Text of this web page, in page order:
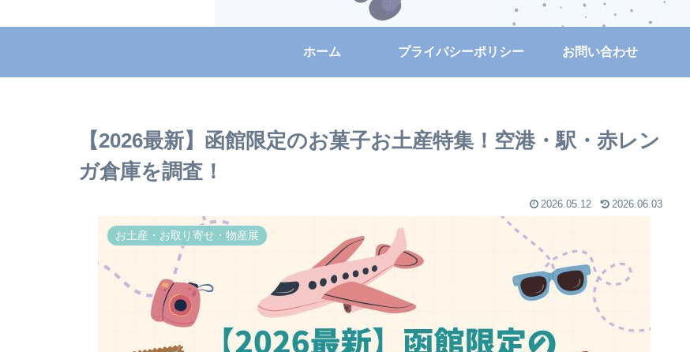
ホーム プライバシーポリシー お問い合わせ
【2026最新】函館限定のお菓子お土産特集！空港・駅・赤レン
ガ倉庫を調査！
2026.05.12 2026.06.03
お土産・お取り寄せ・物産展